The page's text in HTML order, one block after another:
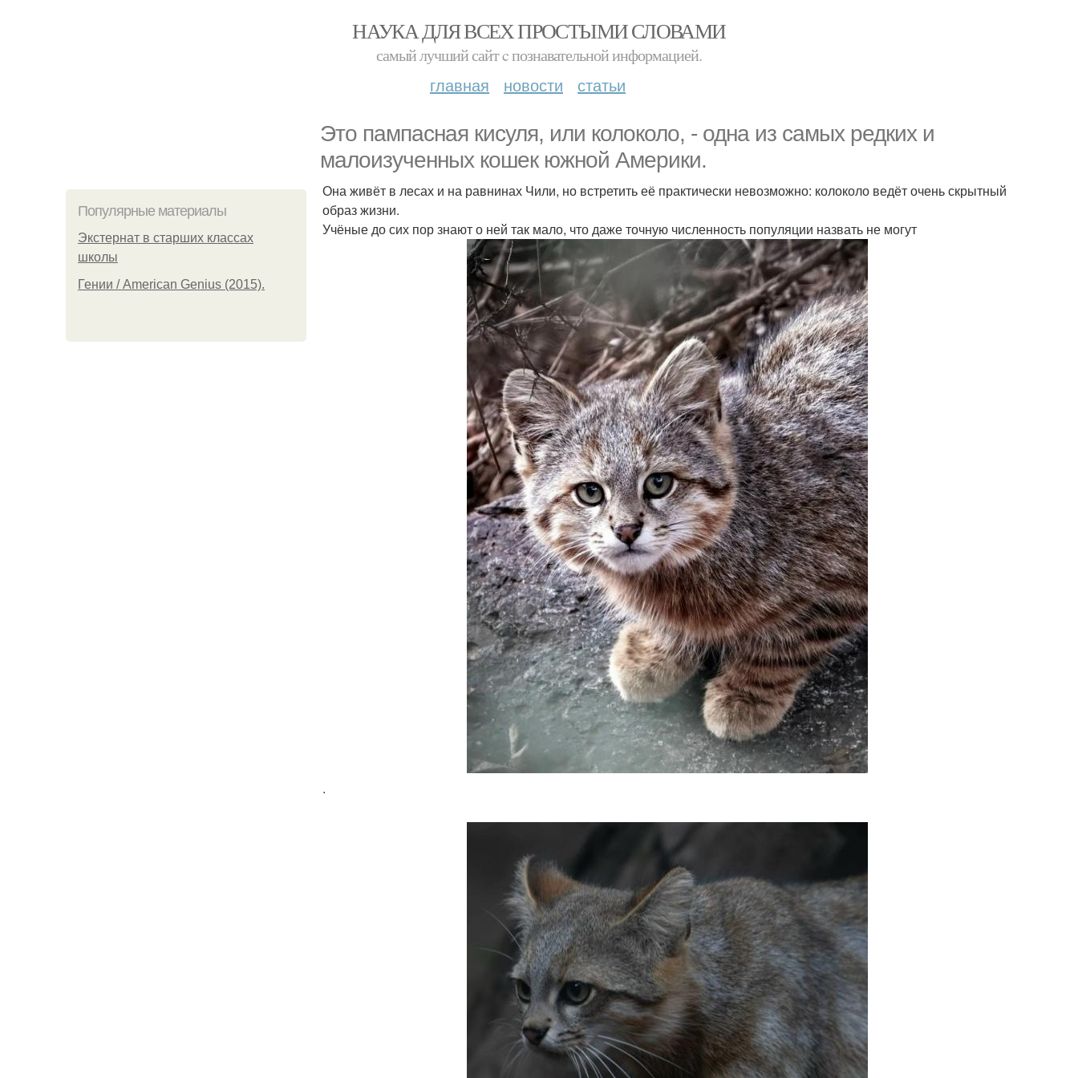
НАУКА ДЛЯ ВСЕХ ПРОСТЫМИ СЛОВАМИ
самый лучший сайт c познавательной информацией.
главная новости статьи
Это пампасная кисуля, или колоколо, - одна из самых редких и
малоизученных кошек южной Америки.
Популярные материалы
Экстернат в старших классах
школы
Гении / American Genius (2015).
Она живёт в лесах и на равнинах Чили, но встретить её практически невозможно: колоколо ведёт очень скрытный
образ жизни.
Учёные до сих пор знают о ней так мало, что даже точную численность популяции назвать не могут
.